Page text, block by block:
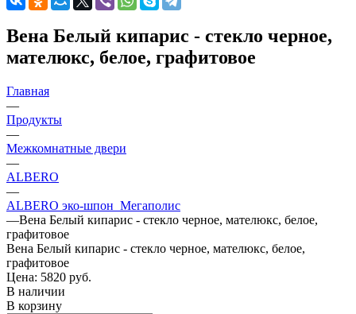
Вена Белый кипарис - стекло черное,
мателюкс, белое, графитовое
Главная
—
Продукты
—
Межкомнатные двери
—
ALBERO
—
ALBERO эко-шпон_Мегаполис
—Вена Белый кипарис - стекло черное, мателюкс, белое,
графитовое
Вена Белый кипарис - стекло черное, мателюкс, белое,
графитовое
Цена: 5820 руб.
В наличии
В корзину